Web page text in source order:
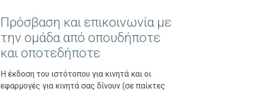
Πρόσβαση και επικοινωνία με
την ομάδα από οπουδήποτε
και οποτεδήποτε
Η έκδοση του ιστότοπου για κινητά και οι
εφαρμογές για κινητά σας δίνουν (σε παίκτες